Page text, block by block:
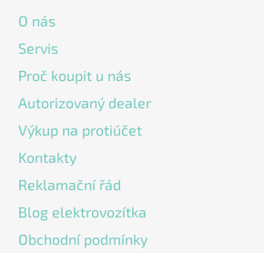
O nás
Servis
Proč koupit u nás
Autorizovaný dealer
Výkup na protiúčet
Kontakty
Reklamační řád
Blog elektrovozítka
Obchodní podmínky